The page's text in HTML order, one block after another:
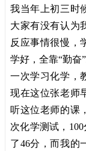
我当年上初三时
大家有没有认为
反应事情很慢，
学好，全靠“勤奋
一次学习化学，
现在这位张老师
听这位老师的课
次化学测试，
了46分，而我的